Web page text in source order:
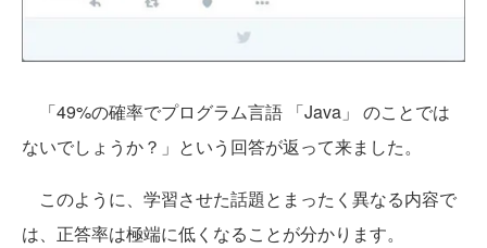
「49%の確率でプログラム言語 「Java」 のことでは
ないでしょうか？」という回答が返って来ました。
このように、学習させた話題とまったく異なる内容で
は、正答率は極端に低くなることが分かります。